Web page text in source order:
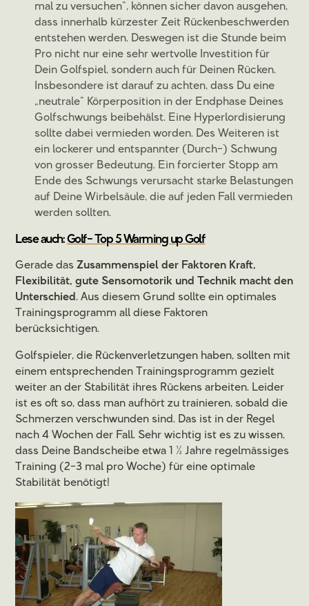
mal zu versuchen“, können sicher davon ausgehen,
dass innerhalb kürzester Zeit Rückenbeschwerden
entstehen werden. Deswegen ist die Stunde beim
Pro nicht nur eine sehr wertvolle Investition für
Dein Golfspiel, sondern auch für Deinen Rücken.
Insbesondere ist darauf zu achten, dass Du eine
„neutrale“ Körperposition in der Endphase Deines
Golfschwungs beibehälst. Eine Hyperlordisierung
sollte dabei vermieden worden. Des Weiteren ist
ein lockerer und entspannter (Durch-) Schwung
von grosser Bedeutung. Ein forcierter Stopp am
Ende des Schwungs verursacht starke Belastungen
auf Deine Wirbelsäule, die auf jeden Fall vermieden
werden sollten.
Lese auch:Golf- Top 5 Warming up Golf
Gerade dasZusammenspiel der Faktoren Kraft,
Flexibilität, gute Sensomotorik und Technik macht den
Unterschied. Aus diesem Grund sollte ein optimales
Trainingsprogramm all diese Faktoren
berücksichtigen.
Golfspieler, die Rückenverletzungen haben, sollten mit
einem entsprechenden Trainingsprogramm gezielt
weiter an der Stabilität ihres Rückens arbeiten. Leider
ist es oft so, dass man aufhört zu trainieren, sobald die
Schmerzen verschwunden sind. Das ist in der Regel
nach 4 Wochen der Fall. Sehr wichtig ist es zu wissen,
dass Deine Bandscheibe etwa 1 ½ Jahre regelmässiges
Training (2-3 mal pro Woche) für eine optimale
Stabilität benötigt!